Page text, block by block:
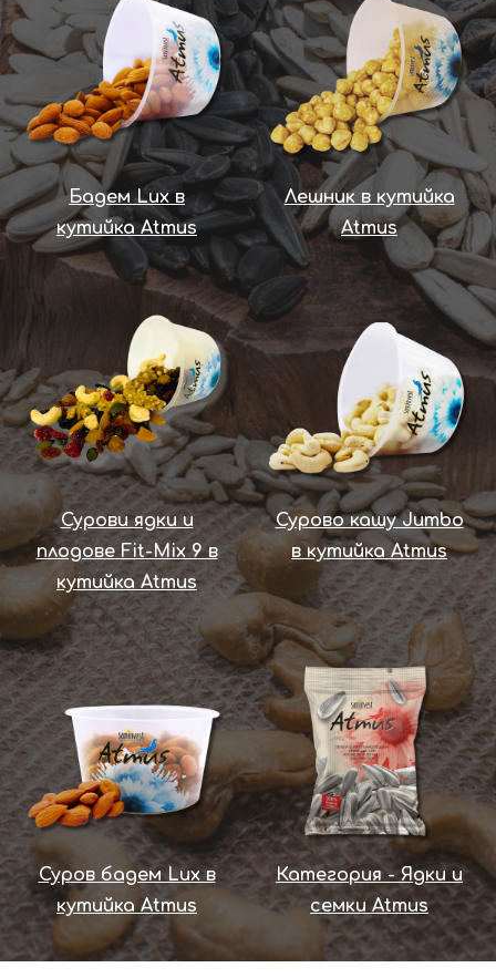
Бадем Lux в
кутийка Atmus
Лешник в кутийка
Atmus
Сурови ядки и
плодове Fit-Mix 9 в
кутийка Atmus
Сурово кашу Jumbo
в кутийка Atmus
Суров бадем Lux в
кутийка Atmus
Категория - Ядки и
семки Atmus